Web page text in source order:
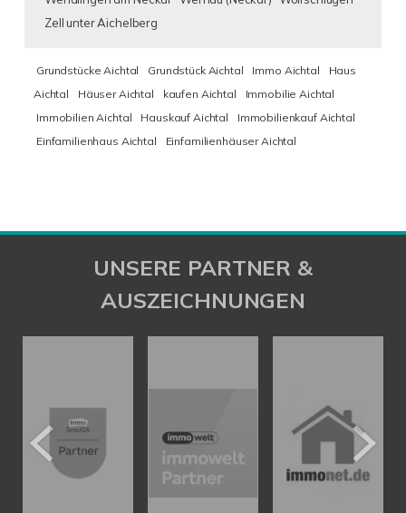
Zell unter Aichelberg
Grundstücke Aichtal Grundstück Aichtal Immo Aichtal
Haus
Aichtal
Häuser Aichtal kaufen Aichtal
Immobilie Aichtal
Immobilien Aichtal
Hauskauf Aichtal
Immobilienkauf Aichtal
Einfamilienhaus Aichtal
Einfamilienhäuser Aichtal
UNSERE PARTNER &
AUSZEICHNUNGEN